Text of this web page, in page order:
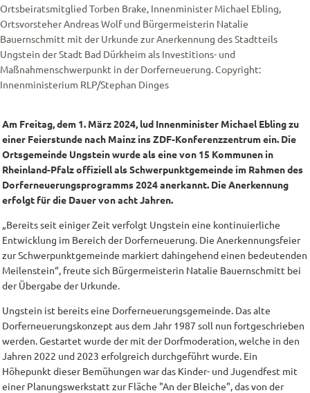
Ortsbeiratsmitglied Torben Brake, Innenminister Michael Ebling,
Ortsvorsteher Andreas Wolf und Bürgermeisterin Natalie
Bauernschmitt mit der Urkunde zur Anerkennung des Stadtteils
Ungstein der Stadt Bad Dürkheim als Investitions- und
Maßnahmenschwerpunkt in der Dorferneuerung. Copyright:
Innenministerium RLP/Stephan Dinges
Am Freitag, dem 1. März 2024, lud Innenminister Michael Ebling zu
einer Feierstunde nach Mainz ins ZDF-Konferenzzentrum ein. Die
Ortsgemeinde Ungstein wurde als eine von 15 Kommunen in
Rheinland-Pfalz offiziell als Schwerpunktgemeinde im Rahmen des
Dorferneuerungsprogramms 2024 anerkannt. Die Anerkennung
erfolgt für die Dauer von acht Jahren.
„Bereits seit einiger Zeit verfolgt Ungstein eine kontinuierliche
Entwicklung im Bereich der Dorferneuerung. Die Anerkennungsfeier
zur Schwerpunktgemeinde markiert dahingehend einen bedeutenden
Meilenstein“, freute sich Bürgermeisterin Natalie Bauernschmitt bei
der Übergabe der Urkunde.
Ungstein ist bereits eine Dorferneuerungsgemeinde. Das alte
Dorferneuerungskonzept aus dem Jahr 1987 soll nun fortgeschrieben
werden. Gestartet wurde der mit der Dorfmoderation, welche in den
Jahren 2022 und 2023 erfolgreich durchgeführt wurde. Ein
Höhepunkt dieser Bemühungen war das Kinder- und Jugendfest mit
einer Planungswerkstatt zur Fläche "An der Bleiche", das von der